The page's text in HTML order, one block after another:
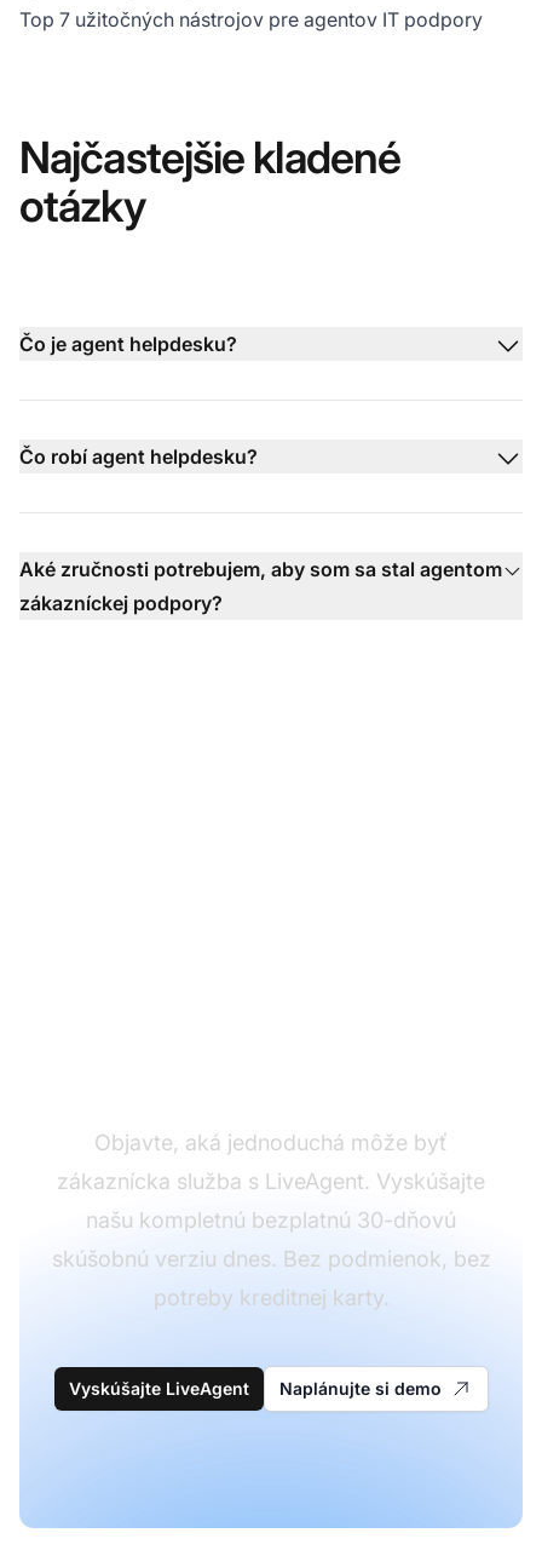
Top 7 užitočných nástrojov pre agentov IT podpory
Najčastejšie kladené
otázky
Čo je agent helpdesku?
Čo robí agent helpdesku?
Aké zručnosti potrebujem, aby som sa stal agentom
zákazníckej podpory?
Objavte, aká jednoduchá môže byť
zákaznícka služba s LiveAgent. Vyskúšajte
našu kompletnú bezplatnú 30-dňovú
skúšobnú verziu dnes. Bez podmienok, bez
potreby kreditnej karty.
Vyskúšajte LiveAgent Naplánujte si demo